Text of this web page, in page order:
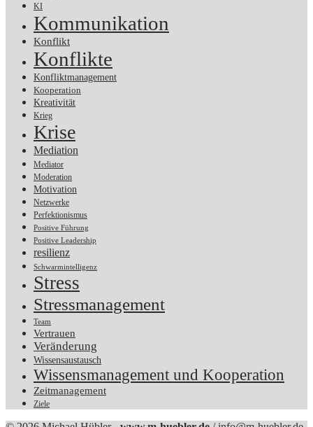
KI
Kommunikation
Konflikt
Konflikte
Konfliktmanagement
Kooperation
Kreativität
Krieg
Krise
Mediation
Mediator
Moderation
Motivation
Netzwerke
Perfektionismus
Positive Führung
Positive Leadership
resilienz
Schwarmintelligenz
Stress
Stressmanagement
Team
Vertrauen
Veränderung
Wissensaustausch
Wissensmanagement und Kooperation
Zeitmanagement
Ziele